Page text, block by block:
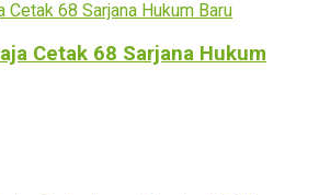
Cetak 68 Sarjana Hukum